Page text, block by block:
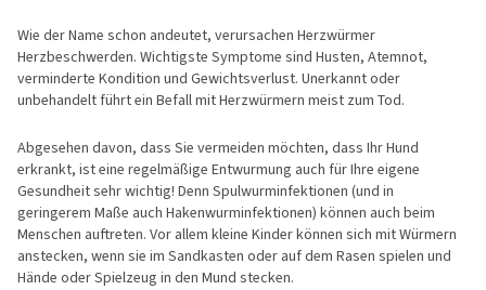
Wie der Name schon andeutet, verursachen Herzwürmer
Herzbeschwerden. Wichtigste Symptome sind Husten, Atemnot,
verminderte Kondition und Gewichtsverlust. Unerkannt oder
unbehandelt führt ein Befall mit Herzwürmern meist zum Tod.
Abgesehen davon, dass Sie vermeiden möchten, dass Ihr Hund
erkrankt, ist eine regelmäßige Entwurmung auch für Ihre eigene
Gesundheit sehr wichtig! Denn Spulwurminfektionen (und in
geringerem Maße auch Hakenwurminfektionen) können auch beim
Menschen auftreten. Vor allem kleine Kinder können sich mit Würmern
anstecken, wenn sie im Sandkasten oder auf dem Rasen spielen und
Hände oder Spielzeug in den Mund stecken.